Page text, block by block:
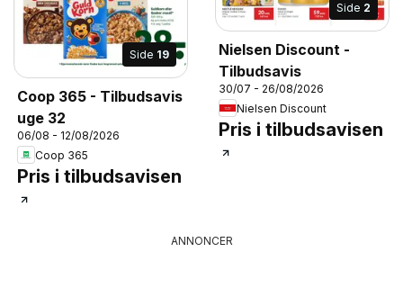
Side 19
Coop 365 - Tilbudsavis
uge 32
06/08 - 12/08/2026
Coop 365
Pris i tilbudsavisen
Side 2
Nielsen Discount -
Tilbudsavis
30/07 - 26/08/2026
Nielsen Discount
Pris i tilbudsavisen
ANNONCER